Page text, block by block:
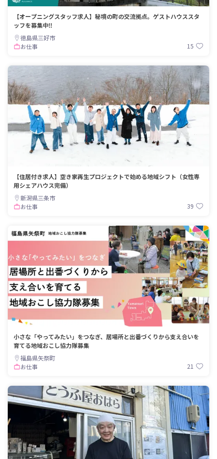
【オープニングスタッフ求人】秘境の町の交流拠点。ゲストハウススタ
ッフを募集中‼
徳島県三好市
お仕事
15
【住居付き求人】空き家再生プロジェクトで始める地域シフト（女性専
用シェアハウス完備）
新潟県三条市
お仕事
39
小さな「やってみたい」をつなぎ、居場所と出番づくりから支え合いを
育てる地域おこし協力隊募集
福島県矢祭町
お仕事
21